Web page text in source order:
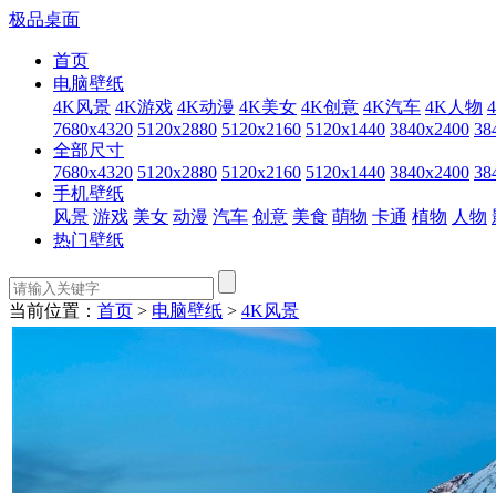
极品桌面
首页
电脑壁纸
4K风景 4K游戏 4K动漫 4K美女 4K创意 4K汽车 4K人物
7680x4320 5120x2880 5120x2160 5120x1440 3840x2400
全部尺寸
7680x4320 5120x2880 5120x2160 5120x1440 3840x2400
手机壁纸
风景 游戏 美女 动漫 汽车 创意 美食 萌物 卡通 植物 人物
热门壁纸
当前位置： 首页 > 电脑壁纸 > 4K风景